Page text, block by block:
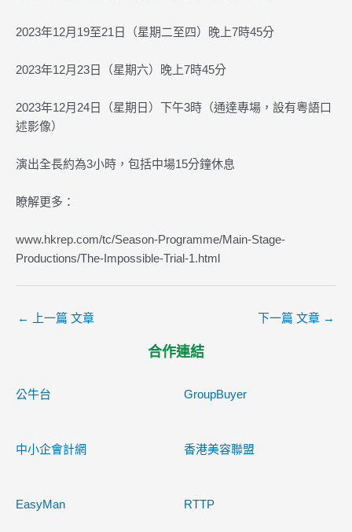
2023年12月19至21日（星期二至四）晚上7時45分
2023年12月23日（星期六）晚上7時45分
2023年12月24日（星期日）下午3時（通達專場，設有粵語口
述影像）
演出全長約為3小時，包括中場15分鐘休息
瞭解更多：
www.hkrep.com/tc/Season-Programme/Main-Stage-
Productions/The-Impossible-Trial-1.html
← 上一篇 文章 下一篇 文章 →
合作連結
公牛台 GroupBuyer
中小企會計網 香港美容聯盟
EasyMan RTTP